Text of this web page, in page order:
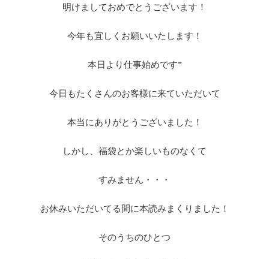
明けましておめでとうございます！
今年も宜しくお願いいたします！
本日より仕事始めです”
今日もたくさんのお客様に来ていただいて
本当にありがとうございました！
しかし、福袋とか楽しいものなくて
すみません・・・
お休みいただいてる間に本読みまくりました！
そのうちのひとつ